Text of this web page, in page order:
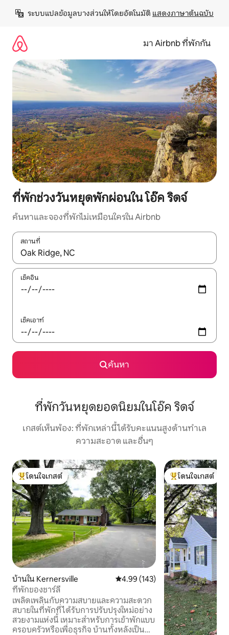
เนื้อหา
ระบบแปลข้อมูลบางส่วนให้โดยอัตโนมัติ แสดงภาษาต้นฉบับ
มา Airbnb ที่พักกัน
ที่พักช่วงวันหยุดพักผ่อนใน โอ๊ค ริดจ์
ค้นหาและจองที่พักไม่เหมือนใครใน Airbnb
สถานที่
ใช้ลูกศรขึ้นลง หรือใช้การสัมผัสหรือปัด เพื่อสำรวจผลการค้นหา
เช็คอิน
เช็คเอาท์
ค้นหา
ที่พักวันหยุดยอดนิยมในโอ๊ค ริดจ์
เกสต์เห็นพ้อง: ที่พักเหล่านี้ได้รับคะแนนสูงด้านทำเล
ความสะอาด และอื่นๆ
โดนใจเกสต์ที่สุด
โดนใจเกสต์
บ้านใน Kernersville คะแนนเฉลี่ย 4.99 จาก 5, 143 รีวิว
4.99 (143)
ที่พักของชาร์ลี
เพลิดเพลินกับความสบายและความสะดวก
สบายในที่พักที่ได้รับการปรับปรุงใหม่อย่าง
สวยงามแห่งนี้ เหมาะสำหรับการเข้าพักแบบ
ครอบครัวหรือเพื่อธุรกิจ บ้านทั้งหลังเป็น
โดนใจเกสต์ที่สุด
โดนใจเกสต์